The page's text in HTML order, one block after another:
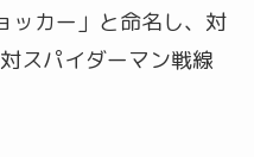
ッカー」と命名し、対
スパイダーマン戦線